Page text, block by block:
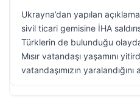
Ukrayna’dan yapılan
sivil ticari gemisine İHA
Türklerin de bulunduğu
Mısır vatandaşı yaşamını
vatandaşımızın yaralandığını